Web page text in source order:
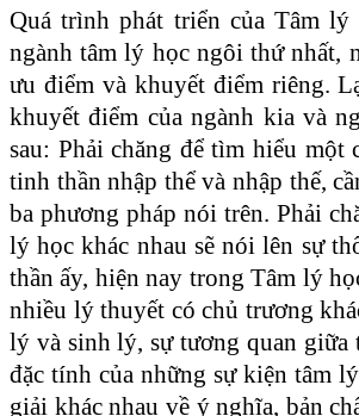
Quá trình phát triển của Tâm
ngành tâm lý học ngôi thứ nhất,
ưu điểm và khuyết điểm riêng.
khuyết điểm của ngành kia và
sau: Phải chăng để tìm hiểu
tinh thần nhập thể và nhập thế,
ba phương pháp nói trên. Phải
lý học khác nhau sẽ nói lên sự
thần ấy, hiện nay trong Tâm lý
nhiều lý thuyết có chủ trương
lý và sinh lý, sự tương quan
đặc tính của những sự kiện tâm
giải khác nhau về ý nghĩa, bản